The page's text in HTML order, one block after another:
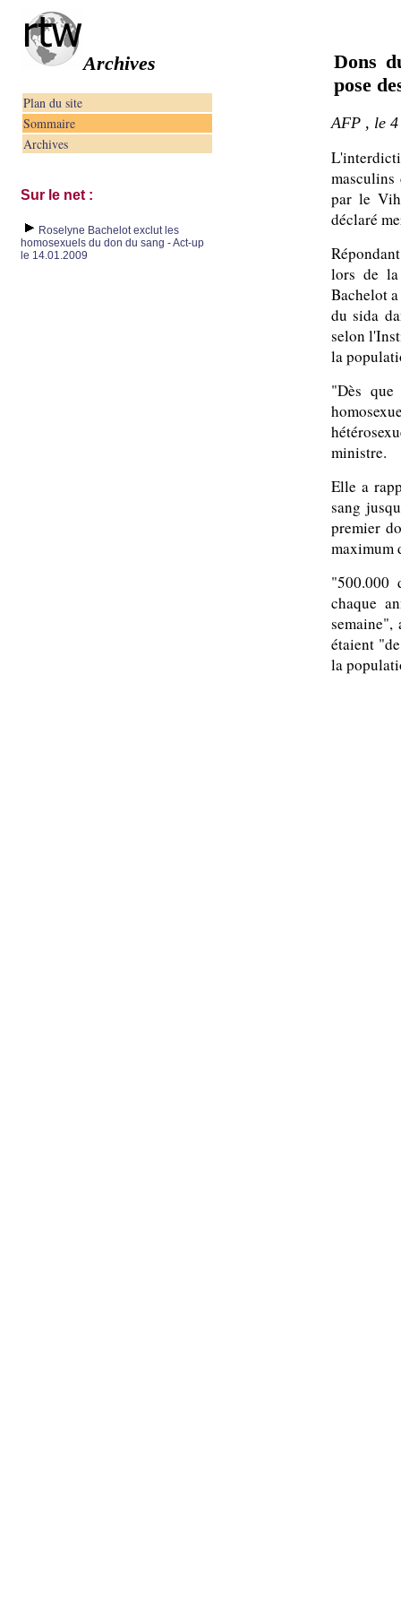
Archives
Plan du site
Sommaire
Archives
Sur le net :
Roselyne Bachelot exclut les
homosexuels du don du sang - Act-up
le 14.01.2009
Dons
pose
AFP , le
par le
déclaré
lors de la
Bachelot
du sida
selon
la
"Dès
ministre.
Elle a
sang
premier
maximum
"500.000
chaque
étaient
la